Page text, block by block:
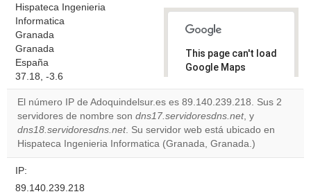
Hispateca Ingenieria
Informatica
Granada
Granada
España
37.18, -3.6
This page can't load
Google Maps
Do you
website?
El número IP de Adoquindelsur.es es 89.140.239.218. Sus 2
servidores de nombre son dns17.servidoresdns.net, y
dns18.servidoresdns.net. Su servidor web está ubicado en
Hispateca Ingenieria Informatica (Granada, Granada.)
IP:
89.140.239.218